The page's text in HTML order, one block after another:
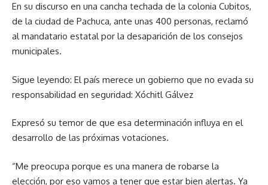
En su discurso en una cancha techada de la colonia Cubitos,
de la ciudad de Pachuca, ante unas 400 personas, reclamó
al mandatario estatal por la desaparición de los consejos
municipales.
Sigue leyendo: El país merece un gobierno que no evada su
responsabilidad en seguridad: Xóchitl Gálvez
Expresó su temor de que esa determinación influya en el
desarrollo de las próximas votaciones.
“Me preocupa porque es una manera de robarse la
elección, por eso vamos a tener que estar bien alertas. Ya